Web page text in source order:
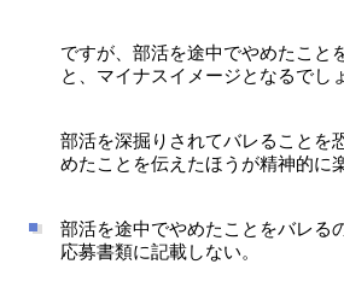
ですが、部活を途中でやめたこと
と、マイナスイメージとなるでし
部活を深掘りされてバレることを
めたことを伝えたほうが精神的に
部活を途中でやめたことをバレる
応募書類に記載しない。